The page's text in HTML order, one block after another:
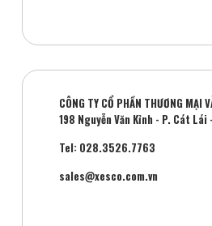
CÔNG TY CỔ PHẦN THƯƠNG MẠI
198 Nguyễn Văn Kỉnh - P. Cát Lái
Tel: 028.3526.7763
sales@xesco.com.vn